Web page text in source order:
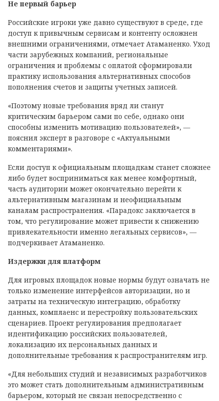
Не первый барьер
Российские игроки уже давно существуют в среде, где
доступ к привычным сервисам и контенту осложнен
внешними ограничениями, отмечает Атаманенко. Уход
части зарубежных компаний, региональные
ограничения и проблемы с оплатой сформировали
практику использования альтернативных способов
пополнения счетов и защиты учетных записей.
«Поэтому новые требования вряд ли станут
критическим барьером сами по себе, однако они
способны изменить мотивацию пользователей», —
пояснил эксперт в разговоре с «Актуальными
комментариями».
Если доступ к официальным площадкам станет сложнее
либо будет восприниматься как менее комфортный,
часть аудитории может окончательно перейти к
альтернативным магазинам и неофициальным
каналам распространения. «Парадокс заключается в
том, что регулирование может привести к снижению
привлекательности именно легальных сервисов», —
подчеркивает Атаманенко.
Издержки для платформ
Для игровых площадок новые нормы будут означать не
только изменение интерфейсов авторизации, но и
затраты на техническую интеграцию, обработку
данных, комплаенс и перестройку пользовательских
сценариев. Проект регулирования предполагает
идентификацию российских пользователей,
локализацию их персональных данных и
дополнительные требования к распространителям игр.
«Для небольших студий и независимых разработчиков
это может стать дополнительным административным
барьером, который не связан непосредственно с